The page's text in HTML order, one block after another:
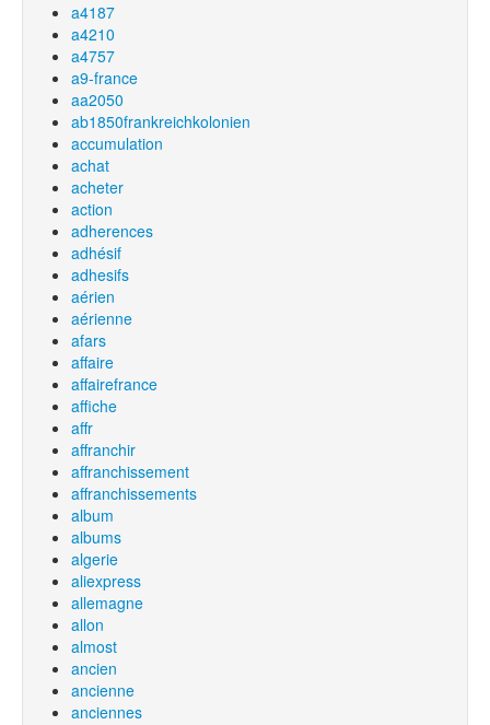
a4187
a4210
a4757
a9-france
aa2050
ab1850frankreichkolonien
accumulation
achat
acheter
action
adherences
adhésif
adhesifs
aérien
aérienne
afars
affaire
affairefrance
affiche
affr
affranchir
affranchissement
affranchissements
album
albums
algerie
aliexpress
allemagne
allon
almost
ancien
ancienne
anciennes